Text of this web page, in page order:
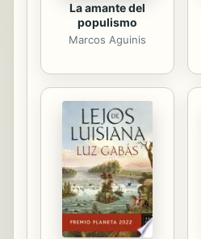
La amante del
populismo
Marcos Aguinis